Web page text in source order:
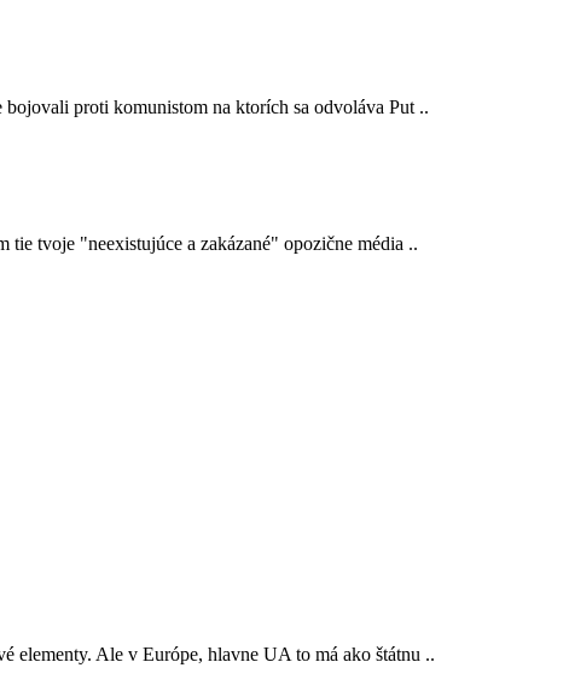
proti komunistom na ktorích sa odvoláva Put ..
tie tvoje "neexistujúce a zakázané" opozične média ..
elementy. Ale v Európe, hlavne UA to má ako štátnu ..